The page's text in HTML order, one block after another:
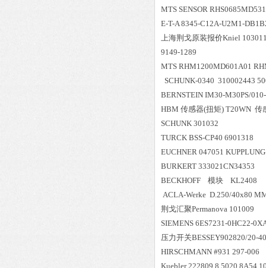
MTS SENSOR
E-T-A 8345-C12A-U2M1-
上海荆戈原装报价Kniel
9149-1289
MTS RHM1200MD601A01
SCHUNK-0340 310002443
BERNSTEIN IM30-M30PS/
HBM 传感器(扭矩) T20WN 传
SCHUNK 301032
TURCK BSS-CP40 6901318
EUCHNER 047051
BURKERT 333021CN34353
BECKHOFF 模块 KL2408
ACLA-Werke D.250/40x80
荆戈汇聚Permanova 101009
SIEMENS 6ES7231-0HC22-
压力开关BESSEY902820/20-
HIRSCHMANN #931 297-006
Kuebler 222809